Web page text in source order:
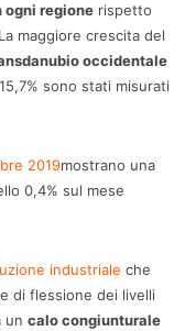
ogni regione rispetto
maggiore crescita del
occidentale
sono stati misurati
2019mostrano una
0,4% sul mese
industriale che
di flessione dei livelli
un calo congiunturale